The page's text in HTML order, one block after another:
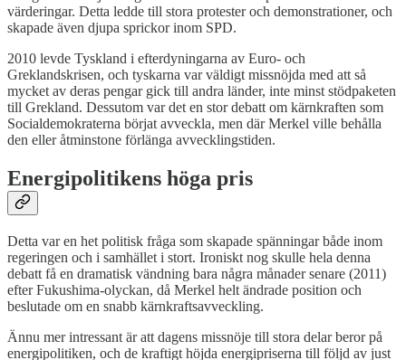
värderingar. Detta ledde till stora protester och demonstrationer, och
skapade även djupa sprickor inom SPD.
2010 levde Tyskland i efterdyningarna av Euro- och
Greklandskrisen, och tyskarna var väldigt missnöjda med att så
mycket av deras pengar gick till andra länder, inte minst stödpaketen
till Grekland. Dessutom var det en stor debatt om kärnkraften som
Socialdemokraterna börjat avveckla, men där Merkel ville behålla
den eller åtminstone förlänga avvecklingstiden.
Energipolitikens höga pris
Detta var en het politisk fråga som skapade spänningar både inom
regeringen och i samhället i stort. Ironiskt nog skulle hela denna
debatt få en dramatisk vändning bara några månader senare (2011)
efter Fukushima-olyckan, då Merkel helt ändrade position och
beslutade om en snabb kärnkraftsavveckling.
Ännu mer intressant är att dagens missnöje till stora delar beror på
energipolitiken, och de kraftigt höjda energipriserna till följd av just